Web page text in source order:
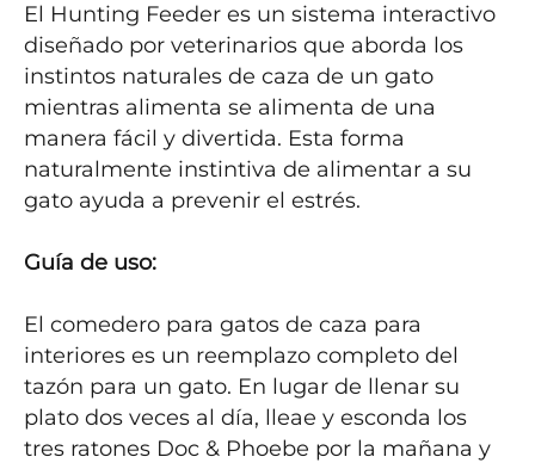
El Hunting Feeder es un sistema interactivo
diseñado por veterinarios que aborda los
instintos naturales de caza de un gato
mientras alimenta se alimenta de una
manera fácil y divertida. Esta forma
naturalmente instintiva de alimentar a su
gato ayuda a prevenir el estrés.
Guía de uso:
El comedero para gatos de caza para
interiores es un reemplazo completo del
tazón para un gato. En lugar de llenar su
plato dos veces al día, lleae y esconda los
tres ratones Doc & Phoebe por la mañana y